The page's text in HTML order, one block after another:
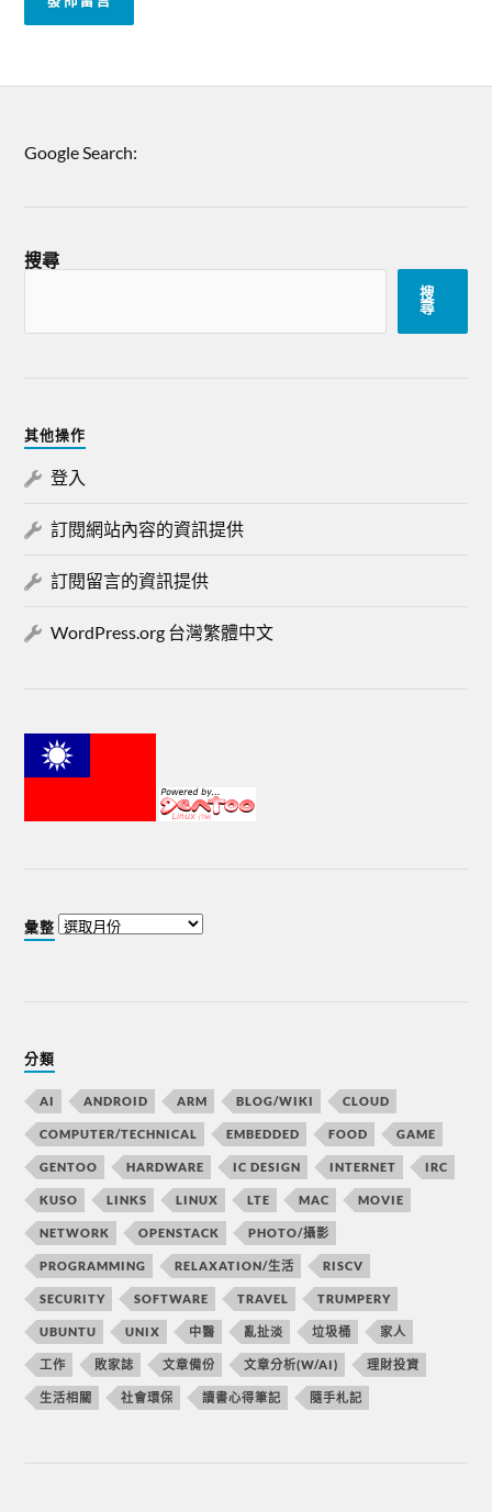
Google Search:
搜尋
搜
尋
其他操作
登入
訂閱網站內容的資訊提供
訂閱留言的資訊提供
WordPress.org 台灣繁體中文
彙整
分類
AI ANDROID ARM BLOG/WIKI CLOUD
COMPUTER/TECHNICAL EMBEDDED FOOD GAME
GENTOO HARDWARE IC DESIGN INTERNET IRC
KUSO LINKS LINUX LTE MAC MOVIE
NETWORK OPENSTACK PHOTO/攝影
PROGRAMMING RELAXATION/生活 RISCV
SECURITY SOFTWARE TRAVEL TRUMPERY
UBUNTU UNIX 中醫 亂扯淡 垃圾桶 家人
工作 敗家誌 文章備份 文章分析(W/AI) 理財投資
生活相關 社會環保 讀書心得筆記 隨手札記